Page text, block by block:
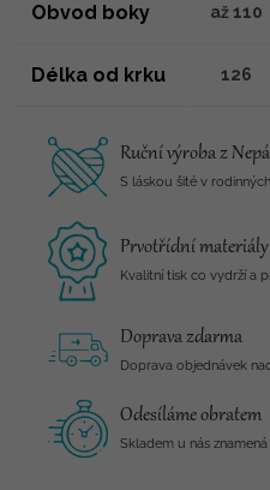
Obvod boky až 110
Délka od krku 126
Ruční výroba z
S láskou šité v
Prvotřídní materiály
Kvalitní tisk co vydrží a
Doprava zdarma
Doprava objednávek
Odesíláme obratem
Skladem u nás